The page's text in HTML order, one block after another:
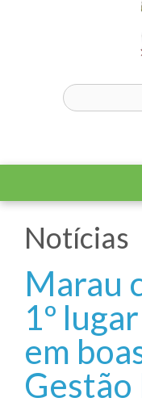
Notícias
Marau
1º
em
Gestão